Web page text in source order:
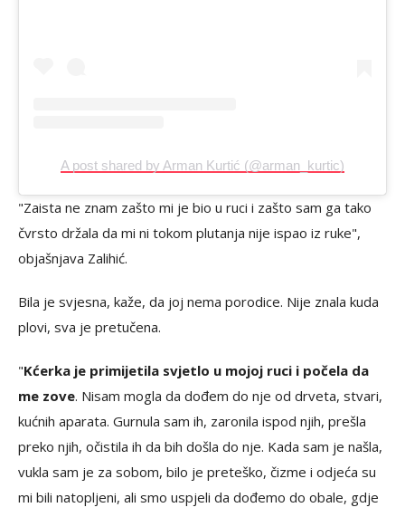
A post shared by Arman Kurtić (@arman_kurtic)
"Zaista ne znam zašto mi je bio u ruci i zašto sam ga tako
čvrsto držala da mi ni tokom plutanja nije ispao iz ruke",
objašnjava Zalihić.
Bila je svjesna, kaže, da joj nema porodice. Nije znala kuda
plovi, sva je pretučena.
"Kćerka je primijetila svjetlo u mojoj ruci i počela da
me zove. Nisam mogla da dođem do nje od drveta, stvari,
kućnih aparata. Gurnula sam ih, zaronila ispod njih, prešla
preko njih, očistila ih da bih došla do nje. Kada sam je našla,
vukla sam je za sobom, bilo je preteško, čizme i odjeća su
mi bili natopljeni, ali smo uspjeli da dođemo do obale, gdje